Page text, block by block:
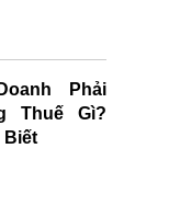
Phải
Thuế Gì?
Biết